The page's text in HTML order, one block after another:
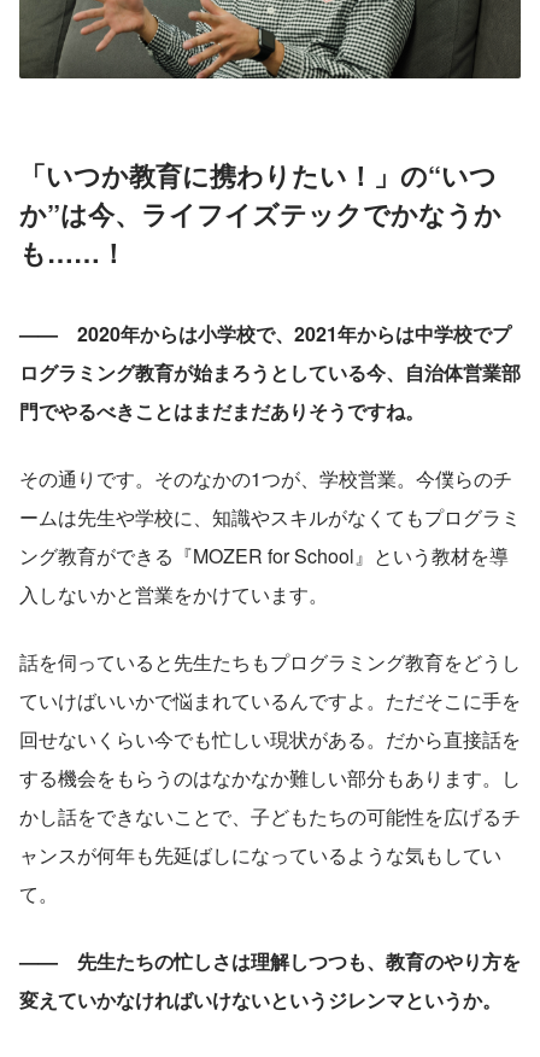
「いつか教育に携わりたい！」の“いつ
か”は今、ライフイズテックでかなうか
も……！
——　2020年からは小学校で、2021年からは中学校でプ
ログラミング教育が始まろうとしている今、自治体営業部
門でやるべきことはまだまだありそうですね。
その通りです。そのなかの1つが、学校営業。今僕らのチ
ームは先生や学校に、知識やスキルがなくてもプログラミ
ング教育ができる『MOZER for School』という教材を導
入しないかと営業をかけています。
話を伺っていると先生たちもプログラミング教育をどうし
ていけばいいかで悩まれているんですよ。ただそこに手を
回せないくらい今でも忙しい現状がある。だから直接話を
する機会をもらうのはなかなか難しい部分もあります。し
かし話をできないことで、子どもたちの可能性を広げるチ
ャンスが何年も先延ばしになっているような気もしてい
て。
——　先生たちの忙しさは理解しつつも、教育のやり方を
変えていかなければいけないというジレンマというか。